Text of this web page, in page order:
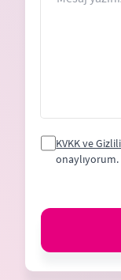
KVKK ve
onaylıyorum.